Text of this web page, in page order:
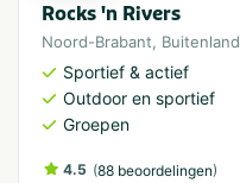
Rocks 'n Rivers
Noord-Brabant, Buitenland
Sportief & actief
Outdoor en sportief
Groepen
4.5 (88 beoordelingen)